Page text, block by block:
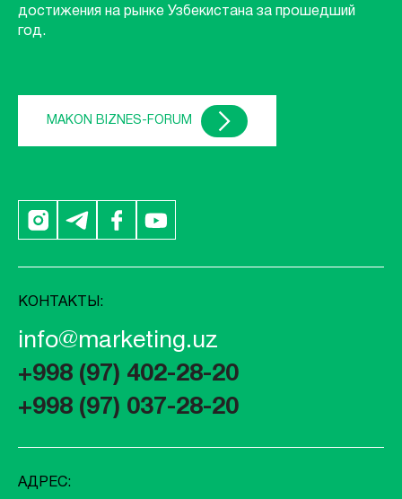
достижения на рынке Узбекистана за прошедший
год.
MAKON BIZNES-FORUM
КОНТАКТЫ:
info@marketing.uz
+998 (97) 402-28-20
+998 (97) 037-28-20
АДРЕС: